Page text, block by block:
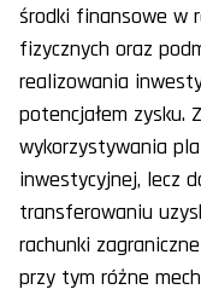
środki finansowe w
fizycznych oraz
realizowania
potencjałem zysku.
wykorzystywania
inwestycyjnej, lecz
transferowaniu
rachunki
przy tym różne